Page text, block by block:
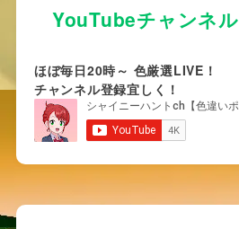
YouTubeチャンネル
ほぼ毎日20時～ 色厳選LIVE！
チャンネル登録宜しく！